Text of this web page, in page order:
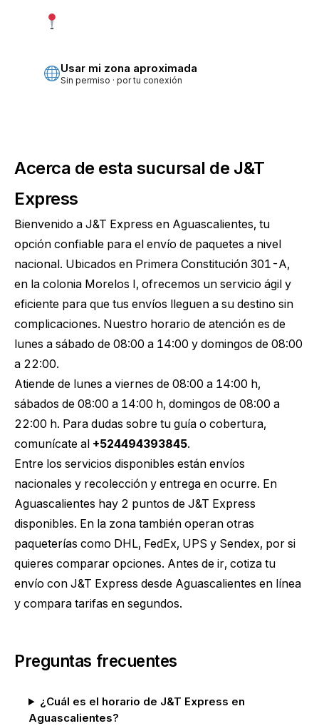
Usar mi zona aproximada
Sin permiso · por tu conexión
Acerca de esta sucursal de J&T
Express
Bienvenido a J&T Express en Aguascalientes, tu
opción confiable para el envío de paquetes a nivel
nacional. Ubicados en Primera Constitución 301-A,
en la colonia Morelos I, ofrecemos un servicio ágil y
eficiente para que tus envíos lleguen a su destino sin
complicaciones. Nuestro horario de atención es de
lunes a sábado de 08:00 a 14:00 y domingos de 08:00
a 22:00.
Atiende de lunes a viernes de 08:00 a 14:00 h,
sábados de 08:00 a 14:00 h, domingos de 08:00 a
22:00 h. Para dudas sobre tu guía o cobertura,
comunícate al +524494393845.
Entre los servicios disponibles están envíos
nacionales y recolección y entrega en ocurre. En
Aguascalientes hay 2 puntos de J&T Express
disponibles. En la zona también operan otras
paqueterías como DHL, FedEx, UPS y Sendex, por si
quieres comparar opciones. Antes de ir, cotiza tu
envío con J&T Express desde Aguascalientes en línea
y compara tarifas en segundos.
Preguntas frecuentes
¿Cuál es el horario de J&T Express en
Aguascalientes?